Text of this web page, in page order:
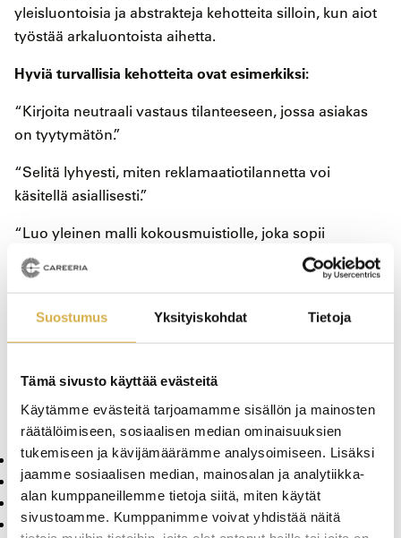
Suostumus Yksityiskohdat Tietoja
Tämä sivusto käyttää evästeitä
Käytämme evästeitä tarjoamamme sisällön ja mainosten
räätälöimiseen, sosiaalisen median ominaisuuksien
tukemiseen ja kävijämäärämme analysoimiseen. Lisäksi
jaamme sosiaalisen median, mainosalan ja analytiikka-
alan kumppaneillemme tietoja siitä, miten käytät
sivustoamme. Kumppanimme voivat yhdistää näitä
yleisluontoisia ja abstrakteja kehotteita silloin, kun aiot
työstää arkaluontoista aihetta.
Hyviä turvallisia kehotteita ovat esimerkiksi:
“Kirjoita neutraali vastaus tilanteeseen, jossa asiakas
on tyytymätön.”
“Selitä lyhyesti, miten reklamaatiotilannetta voi
käsitellä asiallisesti.”
“Luo yleinen malli kokousmuistiolle, joka sopii
projektityöhön.”
“Laadi esimerkkipohja palvelukuvaukselle.”
antamaa dataa mallin parantamiseen.
Siksi on erityisen tärkeää välttää kaikkea tietoa, joka:
on luottamuksellista
liittyy yksilöihin
koskee taloutta, strategiaa, sopimuksia tai tutkimusta
voi vaarantaa kilpailukykyä.